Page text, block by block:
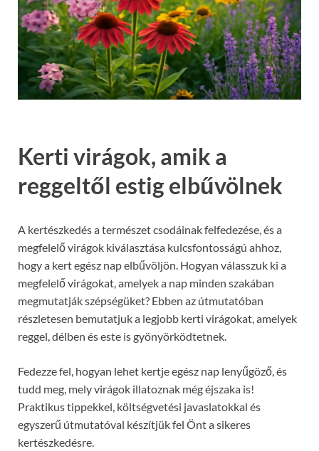
Kerti virágok, amik a
reggeltől estig elbűvölnek
A kertészkedés a természet csodáinak felfedezése, és a
megfelelő virágok kiválasztása kulcsfontosságú ahhoz,
hogy a kert egész nap elbűvöljön. Hogyan válasszuk ki a
megfelelő virágokat, amelyek a nap minden szakában
megmutatják szépségüket? Ebben az útmutatóban
részletesen bemutatjuk a legjobb kerti virágokat, amelyek
reggel, délben és este is gyönyörködtetnek.
Fedezze fel, hogyan lehet kertje egész nap lenyűgöző, és
tudd meg, mely virágok illatoznak még éjszaka is!
Praktikus tippekkel, költségvetési javaslatokkal és
egyszerű útmutatóval készítjük fel Önt a sikeres
kertészkedésre.